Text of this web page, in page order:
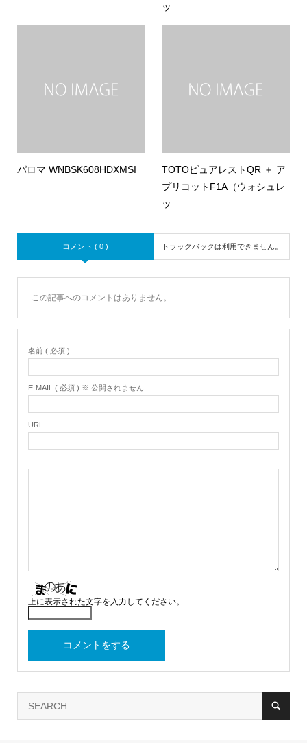
ッ...
パロマ WNBSK608HDXMSI
TOTOピュアレストQR ＋ ア
プリコットF1A（ウォシュレ
ッ...
コメント ( 0 ) トラックバックは利用できません。
この記事へのコメントはありません。
名前 ( 必須 )
E-MAIL ( 必須 ) ※ 公開されません
URL
上に表示された文字を入力してください。